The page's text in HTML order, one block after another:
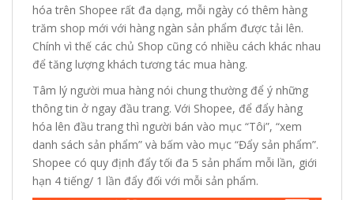
hóa trên Shopee rất đa dạng, mỗi ngày có thêm hàng
trăm shop mới với hàng ngàn sản phẩm được tải lên.
Chính vì thế các chủ Shop cũng có nhiều cách khác nhau
để tăng lượng khách tương tác mua hàng.
Tâm lý người mua hàng nói chung thường để ý những
thông tin ở ngay đầu trang. Với Shopee, để đẩy hàng
hóa lên đầu trang thì người bán vào mục “Tôi”, “xem
danh sách sản phẩm” và bấm vào mục “Đẩy sản phẩm”.
Shopee có quy định đẩy tối đa 5 sản phẩm mỗi lần, giới
hạn 4 tiếng/ 1 lần đẩy đối với mỗi sản phẩm.